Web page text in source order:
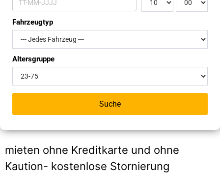
Kontakt Impressum
Persönliche Anfrage
Das Team
Schnäppchen – Angebote
Mitgliederbereich
Fahrzeugtyp
Altersgruppe
Suche
mieten ohne Kreditkarte und ohne
Kaution- kostenlose Stornierung